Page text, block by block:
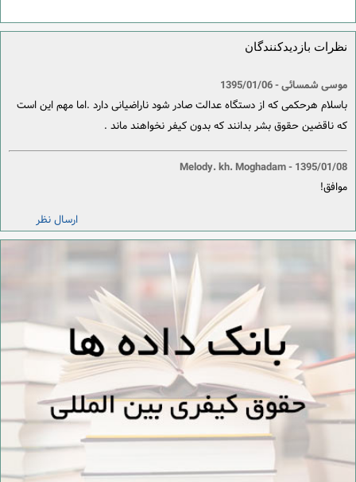
نظرات بازدیدکنندگان
موسی شمسائی- 1395/01/06
باسلام هرحکمی که از دستگاه عدالت صادر شود ناراضیانی دارد .اما مهم این است
که ناقضین حقوق بشر بدانند که بدون کیفر نخواهند ماند .
Melody. kh. Moghadam- 1395/01/08
موافق!
ارسال نظر